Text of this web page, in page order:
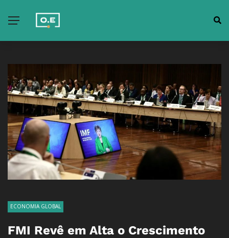
ECONOMIA GLOBAL
FMI Revê em Alta o Crescimento